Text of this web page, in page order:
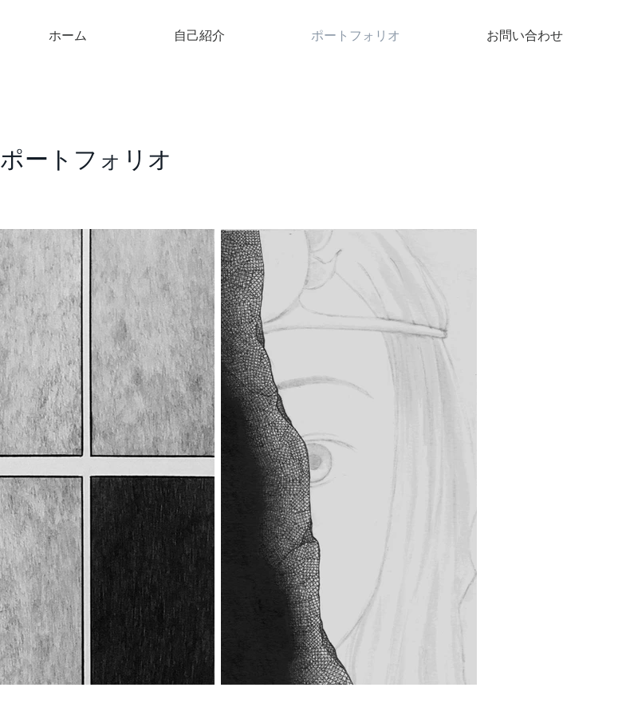
ホーム 自己紹介 ポートフォリオ お問い合わせ
ポートフォリオ